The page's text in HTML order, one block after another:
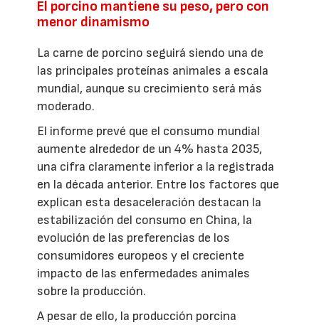
El porcino mantiene su peso, pero con
menor dinamismo
La carne de porcino seguirá siendo una de
las principales proteínas animales a escala
mundial, aunque su crecimiento será más
moderado.
El informe prevé que el consumo mundial
aumente alrededor de un 4% hasta 2035,
una cifra claramente inferior a la registrada
en la década anterior. Entre los factores que
explican esta desaceleración destacan la
estabilización del consumo en China, la
evolución de las preferencias de los
consumidores europeos y el creciente
impacto de las enfermedades animales
sobre la producción.
A pesar de ello, la producción porcina